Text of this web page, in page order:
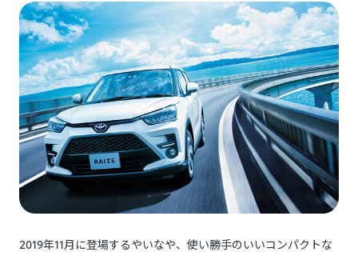
2019年11月に登場するやいなや、使い勝手のいいコンパクトな